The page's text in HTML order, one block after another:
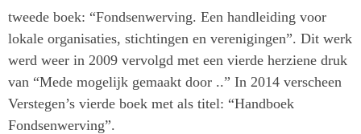
tweede boek: “Fondsenwerving. Een handleiding voor
lokale organisaties, stichtingen en verenigingen”. Dit werk
werd weer in 2009 vervolgd met een vierde herziene druk
van “Mede mogelijk gemaakt door ..” In 2014 verscheen
Verstegen’s vierde boek met als titel: “Handboek
Fondsenwerving”.